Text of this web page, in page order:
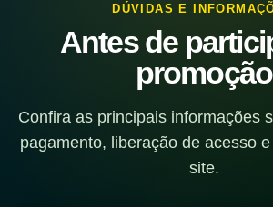
DÚVIDAS E
Antes de
promoção
Confira as principais informações
pagamento, liberação de acesso
site.